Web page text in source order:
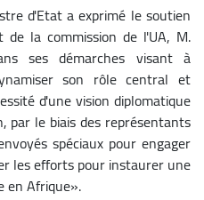
d'Etat a exprimé le soutien
la commission de l'UA, M.
ses démarches visant à
son rôle central et
d'une vision diplomatique
par le biais des représentants
spéciaux pour engager
les efforts pour instaurer une
en Afrique».